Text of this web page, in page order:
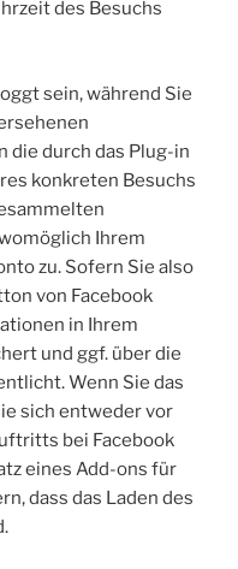
des Besuchs
sein, während Sie
die durch das Plug-in
konkreten Besuchs
Ihrem
zu. Sofern Sie also
von Facebook
in Ihrem
und ggf. über die
Wenn Sie das
sich entweder vor
bei Facebook
eines Add-ons für
dass das Laden des